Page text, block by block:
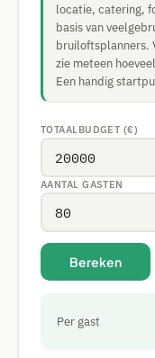
locatie, catering,
basis van
bruiloftsplanners.
zie meteen
Een handig
TOTAALBUDGET (€)
AANTAL GASTEN
Bereken
Per gast